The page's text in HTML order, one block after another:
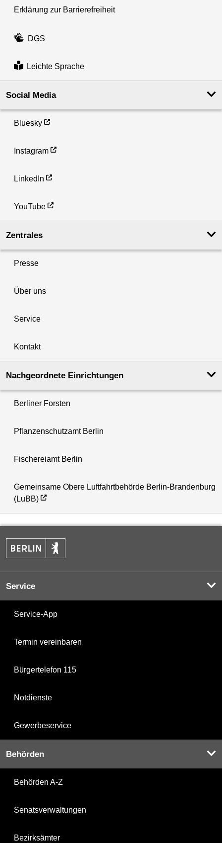
Erklärung zur Barrierefreiheit
DGS
Leichte Sprache
Social Media
Bluesky
Instagram
LinkedIn
YouTube
Zentrales
Presse
Über uns
Service
Kontakt
Nachgeordnete Einrichtungen
Berliner Forsten
Pflanzenschutzamt Berlin
Fischereiamt Berlin
Gemeinsame Obere Luftfahrtbehörde Berlin-Brandenburg
(LuBB)
Service
Service-App
Termin vereinbaren
Bürgertelefon 115
Notdienste
Gewerbeservice
Behörden
Behörden A-Z
Senatsverwaltungen
Bezirksämter